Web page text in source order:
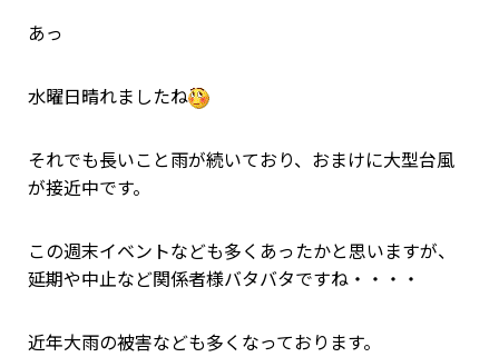
あっ
水曜日晴れましたね
それでも長いこと雨が続いており、おまけに大型台風
が接近中です。
この週末イベントなども多くあったかと思いますが、
延期や中止など関係者様バタバタですね・・・・
近年大雨の被害なども多くなっております。